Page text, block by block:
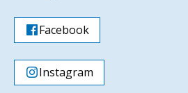
Facebook
Instagram